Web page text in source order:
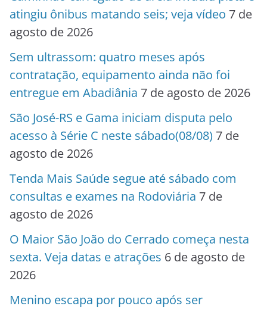
atingiu ônibus matando seis; veja vídeo 7 de
agosto de 2026
Sem ultrassom: quatro meses após
contratação, equipamento ainda não foi
entregue em Abadiânia 7 de agosto de 2026
São José-RS e Gama iniciam disputa pelo
acesso à Série C neste sábado(08/08) 7 de
agosto de 2026
Tenda Mais Saúde segue até sábado com
consultas e exames na Rodoviária 7 de
agosto de 2026
O Maior São João do Cerrado começa nesta
sexta. Veja datas e atrações 6 de agosto de
2026
Menino escapa por pouco após ser